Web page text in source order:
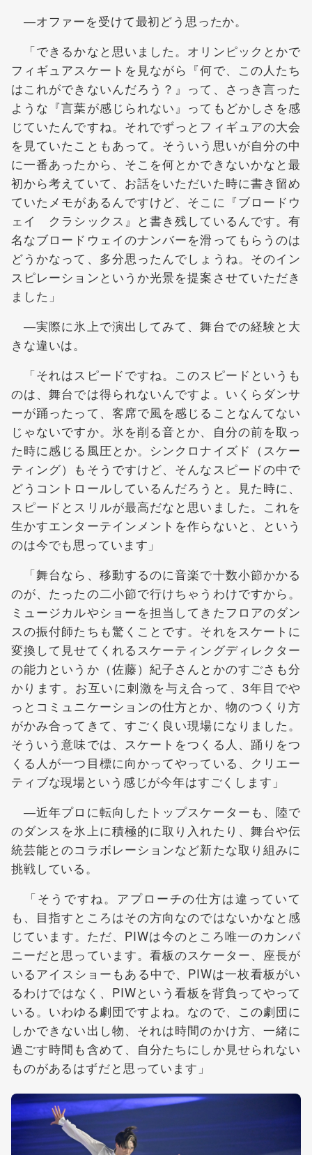
―オファーを受けて最初どう思ったか。
「できるかなと思いました。オリンピックとかで
フィギュアスケートを見ながら『何で、この人たち
はこれができないんだろう？』って、さっき言った
ような『言葉が感じられない』ってもどかしさを感
じていたんですね。それでずっとフィギュアの大会
を見ていたこともあって。そういう思いが自分の中
に一番あったから、そこを何とかできないかなと最
初から考えていて、お話をいただいた時に書き留め
ていたメモがあるんですけど、そこに『ブロードウ
ェイ クラシックス』と書き残しているんです。有
名なブロードウェイのナンバーを滑ってもらうのは
どうかなって、多分思ったんでしょうね。そのイン
スピレーションというか光景を提案させていただき
ました」
―実際に氷上で演出してみて、舞台での経験と大
きな違いは。
「それはスピードですね。このスピードというも
のは、舞台では得られないんですよ。いくらダンサ
ーが踊ったって、客席で風を感じることなんてない
じゃないですか。氷を削る音とか、自分の前を取っ
た時に感じる風圧とか。シンクロナイズド（スケー
ティング）もそうですけど、そんなスピードの中で
どうコントロールしているんだろうと。見た時に、
スピードとスリルが最高だなと思いました。これを
生かすエンターテインメントを作らないと、という
のは今でも思っています」
「舞台なら、移動するのに音楽で十数小節かかる
のが、たったの二小節で行けちゃうわけですから。
ミュージカルやショーを担当してきたフロアのダン
スの振付師たちも驚くことです。それをスケートに
変換して見せてくれるスケーティングディレクター
の能力というか（佐藤）紀子さんとかのすごさも分
かります。お互いに刺激を与え合って、3年目でや
っとコミュニケーションの仕方とか、物のつくり方
がかみ合ってきて、すごく良い現場になりました。
そういう意味では、スケートをつくる人、踊りをつ
くる人が一つ目標に向かってやっている、クリエー
ティブな現場という感じが今年はすごくします」
―近年プロに転向したトップスケーターも、陸で
のダンスを氷上に積極的に取り入れたり、舞台や伝
統芸能とのコラボレーションなど新たな取り組みに
挑戦している。
「そうですね。アプローチの仕方は違っていて
も、目指すところはその方向なのではないかなと感
じています。ただ、PIWは今のところ唯一のカンパ
ニーだと思っています。看板のスケーター、座長が
いるアイスショーもある中で、PIWは一枚看板がい
るわけではなく、PIWという看板を背負ってやって
いる。いわゆる劇団ですよね。なので、この劇団に
しかできない出し物、それは時間のかけ方、一緒に
過ごす時間も含めて、自分たちにしか見せられない
ものがあるはずだと思っています」